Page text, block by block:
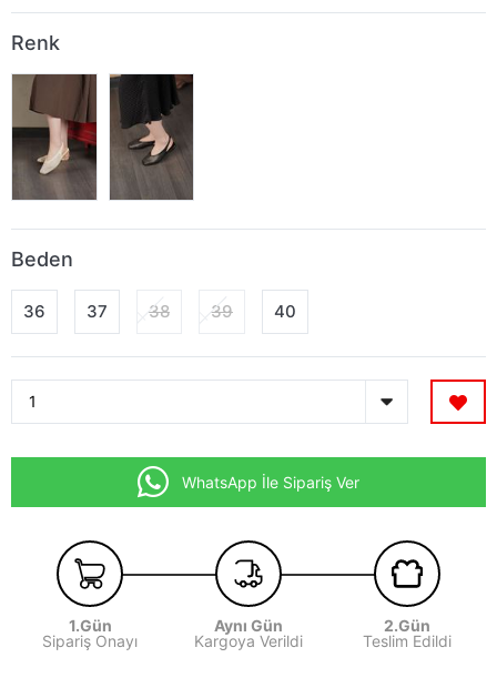
Renk
Beden
36 37 38 39 40
WhatsApp İle Sipariş Ver
1.Gün
Sipariş Onayı
Aynı Gün
Kargoya Verildi
2.Gün
Teslim Edildi